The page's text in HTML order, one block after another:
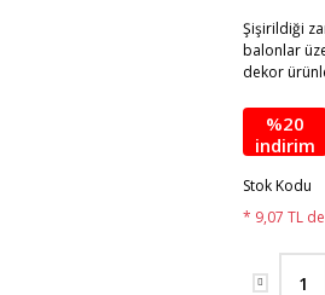
Şişirildiği
balonlar
dekor
%20
indirim
Stok Kodu
* 9,07 TL